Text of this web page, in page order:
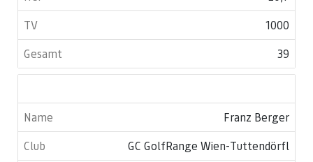
1000
39
Franz Berger
GC GolfRange Wien-Tuttendörfl